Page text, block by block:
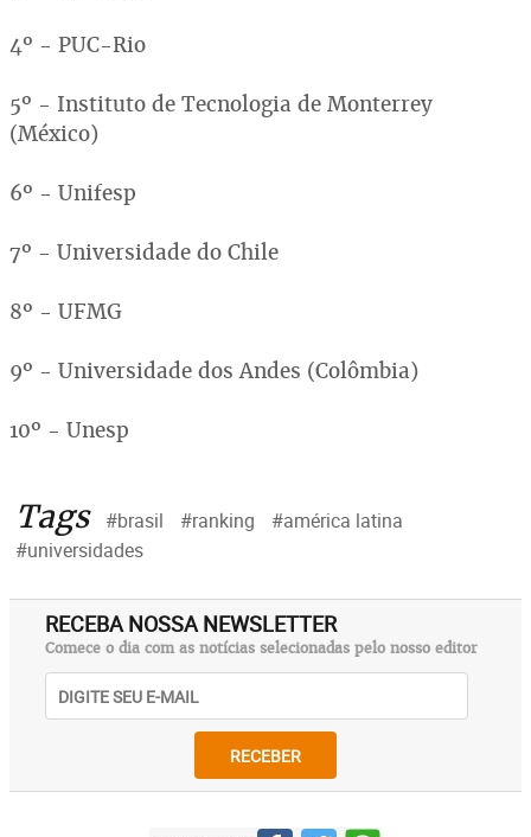
4º - PUC-Rio
5º - Instituto de Tecnologia de Monterrey
(México)
6º - Unifesp
7º - Universidade do Chile
8º - UFMG
9º - Universidade dos Andes (Colômbia)
10º - Unesp
Tags #brasil #ranking
#américa latina
#universidades
RECEBA NOSSA NEWSLETTER
Comece o dia com as notícias selecionadas pelo nosso editor
RECEBER